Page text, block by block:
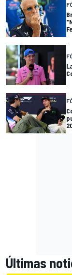
Últimas